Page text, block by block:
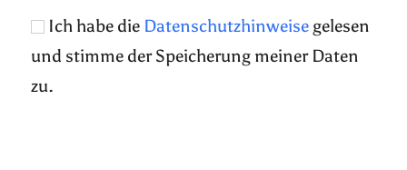
Ich habe die Datenschutzhinweise gelesen
und stimme der Speicherung meiner Daten
zu.